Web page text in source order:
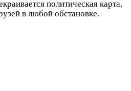
политическая карта,
в любой обстановке.